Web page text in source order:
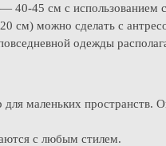
45 см с использованием
см) можно сделать с
одежды
маленьких пространств.
с любым стилем.